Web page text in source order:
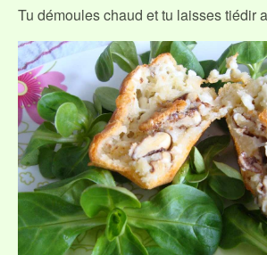
Tu démoules chaud et tu laisses tiédir